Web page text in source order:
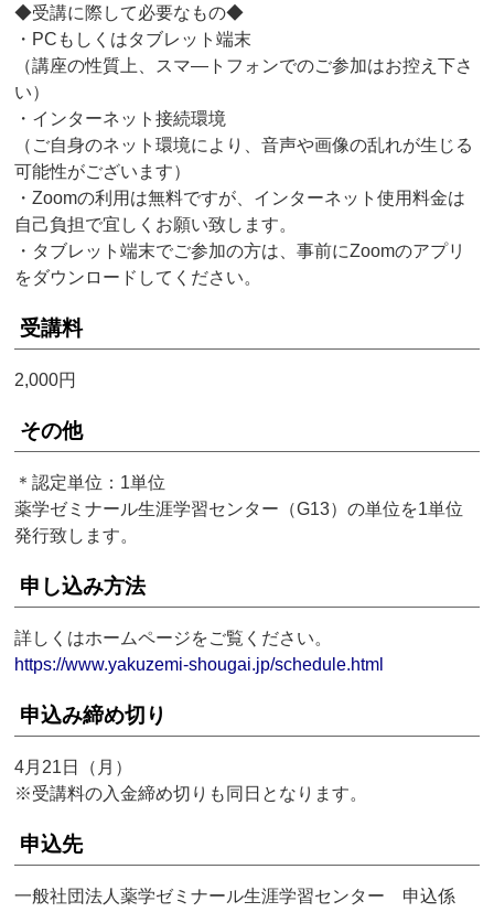
◆受講に際して必要なもの◆
・PCもしくはタブレット端末
（講座の性質上、スマ―トフォンでのご参加はお控え下さ
い）
・インターネット接続環境
（ご自身のネット環境により、音声や画像の乱れが生じる
可能性がございます）
・Zoomの利用は無料ですが、インターネット使用料金は
自己負担で宜しくお願い致します。
・タブレット端末でご参加の方は、事前にZoomのアプリ
をダウンロードしてください。
受講料
2,000円
その他
＊認定単位：1単位
薬学ゼミナール生涯学習センター（G13）の単位を1単位
発行致します。
申し込み方法
詳しくはホームページをご覧ください。
https://www.yakuzemi-shougai.jp/schedule.html
申込み締め切り
4月21日（月）
※受講料の入金締め切りも同日となります。
申込先
一般社団法人薬学ゼミナール生涯学習センター 申込係